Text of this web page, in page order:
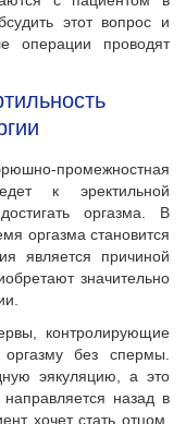
этот вопрос и
операции проводят
промежностная
к эректильной
оргазма. В
оргазма становится
является причиной
значительно
контролирующие
без спермы.
эякуляцию, а это
назад в
хочет стать отцом.